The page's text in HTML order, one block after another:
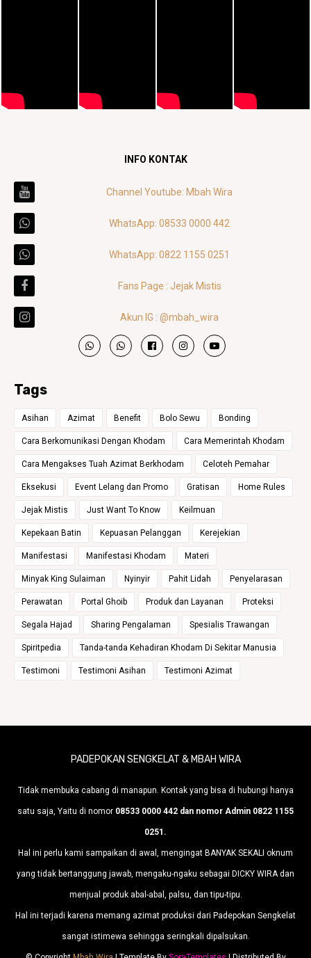
INFO KONTAK
Channel Youtube: Mbah Wira
WhatsApp: 08533 0000 442
WhatsApp: 0822 1155 0251
Fans Page : Jejak Mistis
Akun IG : @mbah_wira
Tags
Asihan Azimat Benefit Bolo Sewu Bonding
Cara Berkomunikasi Dengan Khodam Cara Memerintah Khodam
Cara Mengakses Tuah Azimat Berkhodam Celoteh Pemahar
Eksekusi Event Lelang dan Promo Gratisan Home Rules
Jejak Mistis Just Want To Know Keilmuan
Kepekaan Batin Kepuasan Pelanggan Kerejekian
Manifestasi Manifestasi Khodam Materi
Minyak King Sulaiman Nyinyir Pahit Lidah Penyelarasan
Perawatan Portal Ghoib Produk dan Layanan Proteksi
Segala Hajad Sharing Pengalaman Spesialis Trawangan
Spiritpedia Tanda-tanda Kehadiran Khodam Di Sekitar Manusia
Testimoni Testimoni Asihan Testimoni Azimat
PADEPOKAN SENGKELAT & MBAH WIRA
Tidak membuka cabang di manapun. Kontak yang bisa di hubungi hanya
satu saja, Yaitu di nomor 08533 0000 442 dan nomor Admin 0822 1155
0251.
Hal ini perlu kami sampaikan di awal, mengingat BANYAK SEKALI oknum
yang tidak bertanggung jawab, mengaku-ngaku sebagai DICKY WIRA dan
menjual produk abal-abal, palsu, dan tipu-tipu.
Hal ini terjadi karena memang azimat produksi dari Padepokan Sengkelat
sangat istimewa sehingga seringkali dipalsukan.